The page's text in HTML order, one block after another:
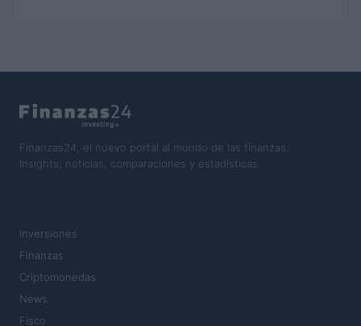
Finanzas24, el nuevo portal al mundo de las finanzas.
Insights, noticias, comparaciones y estadísticas.
Inversiones
Finanzas
Criptomonedas
News
Fisco